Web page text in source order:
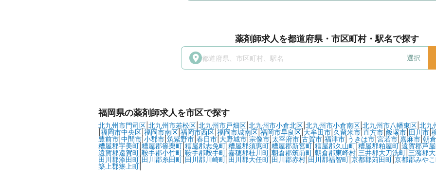
薬剤師求人を都道府県・市区町村・駅名で探す
選択
福岡県の薬剤師求人を市区で探す
北九州市門司区| 北九州市若松区| 北九州市戸畑区| 北九州市小倉北区| 北九州市小倉南区| 北九州市八幡東区| 北九
福岡市中央区| 福岡市南区| 福岡市西区| 福岡市城南区| 福岡市早良区| 大牟田市| 久留米市|直方市| 飯塚市| 田川市|
豊前市| 中間市|小郡市| 筑紫野市| 春日市| 大野城市| 宗像市| 太宰府市| 古賀市| 福津市| うきは市| 宮若市| 嘉麻市| 朝
糟屋郡宇美町| 糟屋郡篠栗町| 糟屋郡志免町| 糟屋郡須惠町|糟屋郡新宮町| 糟屋郡久山町|糟屋郡粕屋町| 遠賀郡芦
遠賀郡遠賀町|鞍手郡小竹町|鞍手郡鞍手町|嘉穂郡桂川町|朝倉郡筑前町|朝倉郡東峰村|三井郡大刀洗町| 三潴郡
田川郡添田町|田川郡糸田町|田川郡川崎町|田川郡大任町|田川郡赤村| 田川郡福智町| 京都郡苅田町| 京都郡みや
築上郡築上町|